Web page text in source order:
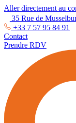
Aller directement au
35 Rue de
+33 7 57 95 84 91
Contact
Prendre RDV